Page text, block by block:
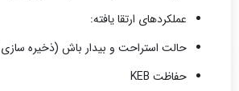
عملکردهای ارتقا یافته:
حالت استراحت و بیدار باش (ذخیره
حفاظت KEB